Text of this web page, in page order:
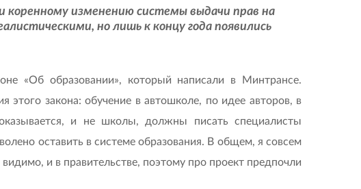
коренному изменению системы выдачи прав на
но лишь к концу года появились
«Об образовании», который написали в Минтрансе.
закона: обучение в автошколе, по идее авторов, в
и не школы, должны писать специалисты
оставить в системе образования. В общем, я совсем
и в правительстве, поэтому про проект предпочли